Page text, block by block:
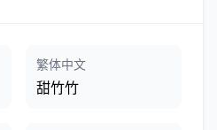
繁体中文
甜竹竹